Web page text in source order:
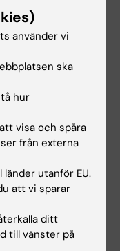
är: TRPA1,
†, Max
M.
Karlsson,
Niklas Ivarsson,
Cavallin,
Maria-
Daniela
använder vi
ska
hur
visa och spåra
från externa
utanför EU.
att vi sparar
ditt
till vänster på